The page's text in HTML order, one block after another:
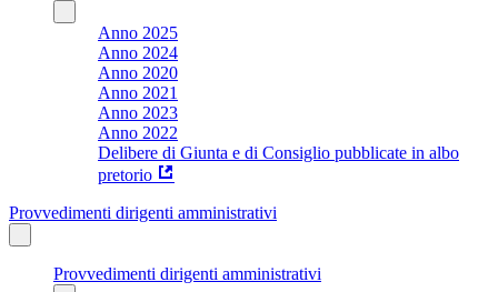
Anno 2025
Anno 2024
Anno 2020
Anno 2021
Anno 2023
Anno 2022
Delibere di Giunta e di Consiglio pubblicate in albo
pretorio
Provvedimenti dirigenti amministrativi
Provvedimenti dirigenti amministrativi